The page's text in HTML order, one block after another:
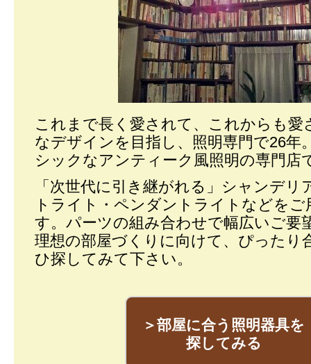
これまで長く愛されて、これからも愛
なデザインを目指し、照明専門で26年
シックなアンティーク風照明の専門店
「次世代に引き継がれる」シャンデリ
トライト・ペンダントライトなどを
す。パーツの組み合わせで幅広いご要
理想の部屋づくりに向けて、ぴったり
ひ探してみて下さい。
＞部屋に合う照明器具を
探してみる